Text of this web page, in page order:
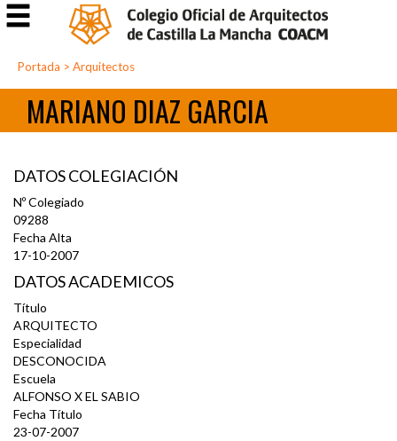
Portada > Arquitectos
MARIANO DIAZ GARCIA
DATOS COLEGIACIÓN
Nº Colegiado
09288
Fecha Alta
17-10-2007
DATOS ACADEMICOS
Título
ARQUITECTO
Especialidad
DESCONOCIDA
Escuela
ALFONSO X EL SABIO
Fecha Título
23-07-2007